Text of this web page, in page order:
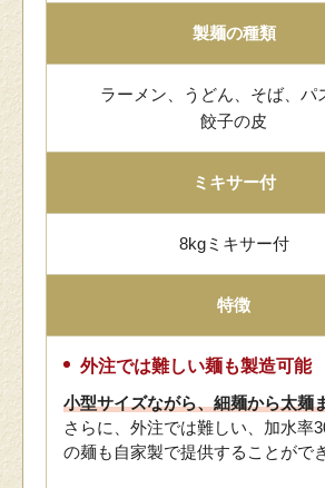
製麺の種類
ラーメン、うどん、そば、パ
餃子の皮
ミキサー付
8kgミキサー付
特徴
外注では難しい麺も製造可能
小型サイズながら、細麺から太麺
さらに、外注では難しい、加水率
の麺も自家製で提供することがで